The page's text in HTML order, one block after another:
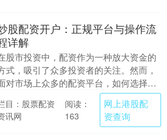
股配资开户：正规平台与操作流
详解
股市投资中，配资作为一种放大资金的
式，吸引了众多投资者的关注。然而，
对市场上众多的配资平台，如何选择正
规平台并顺利完成开户，成为投资者首先
要解决的问题。....
目：股票配资
讯网
阅读：
163
网上港股配
资查询